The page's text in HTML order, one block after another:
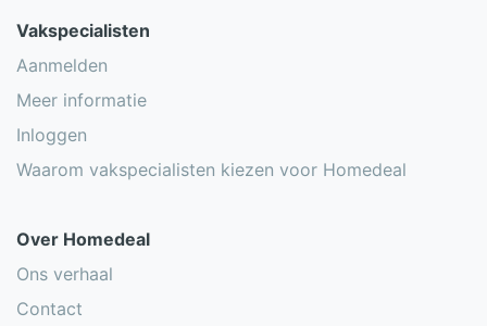
Vakspecialisten
Aanmelden
Meer informatie
Inloggen
Waarom vakspecialisten kiezen voor Homedeal
Over Homedeal
Ons verhaal
Contact